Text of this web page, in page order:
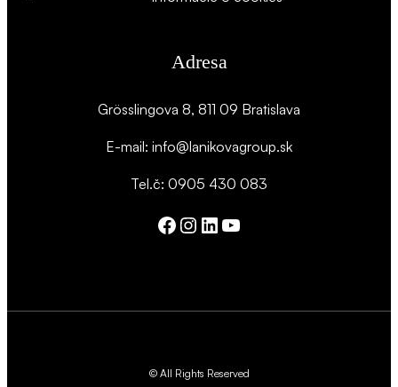
Adresa
Grösslingova 8, 811 09 Bratislava
E-mail: info@lanikovagroup.sk
Tel.č: 0905 430 083
Facebook
Instagram
LinkedIn
YouTube
© All Rights Reserved